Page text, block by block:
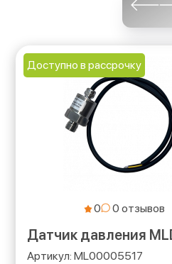
Доступно в рассрочку
0
Датчик давления
ML00005517